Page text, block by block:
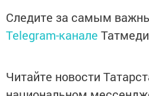
Следите за самым
Telegram-канале
Читайте новости